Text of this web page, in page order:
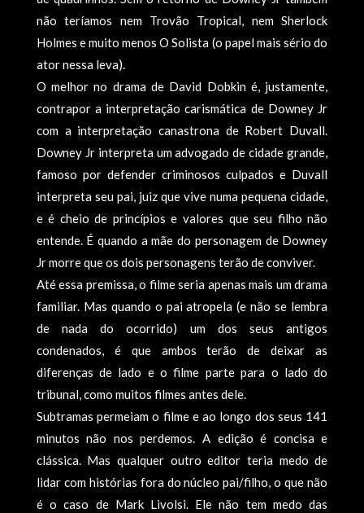
não teríamos nem Trovão Tropical, nem Sherlock
Holmes e muito menos O Solista (o papel mais sério do
ator nessa leva).
O melhor no drama de David Dobkin é, justamente,
contrapor a interpretação carismática de Downey Jr
com a interpretação canastrona de Robert Duvall.
Downey Jr interpreta um advogado de cidade grande,
famoso por defender criminosos culpados e Duvall
interpreta seu pai, juiz que vive numa pequena cidade,
e é cheio de princípios e valores que seu filho não
entende. É quando a mãe do personagem de Downey
Jr morre que os dois personagens terão de conviver.
Até essa premissa, o filme seria apenas mais um drama
familiar. Mas quando o pai atropela (e não se lembra
de nada do ocorrido) um dos seus antigos
condenados, é que ambos terão de deixar as
diferenças de lado e o filme parte para o lado do
tribunal, como muitos filmes antes dele.
Subtramas permeiam o filme e ao longo dos seus 141
minutos não nos perdemos. A edição é concisa e
clássica. Mas qualquer outro editor teria medo de
lidar com histórias fora do núcleo pai/filho, o que não
é o caso de Mark Livolsi. Ele não tem medo das